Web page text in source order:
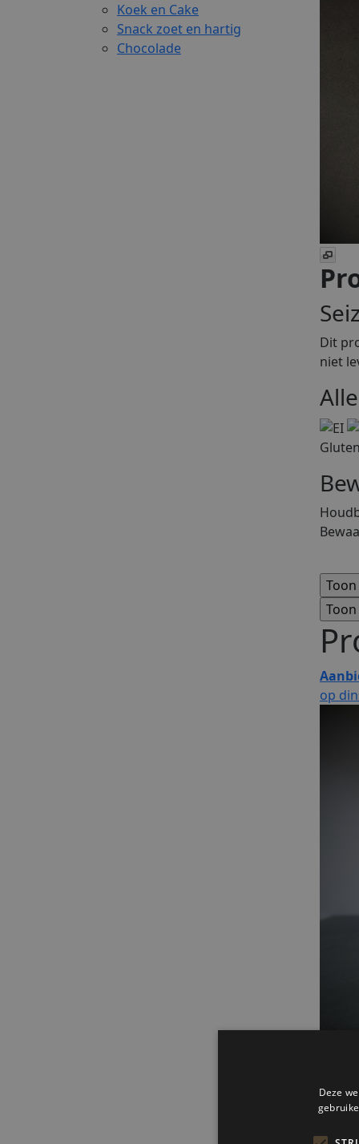
Koek en Cake
Snack zoet en hartig
Chocolade
Dit
niet
op